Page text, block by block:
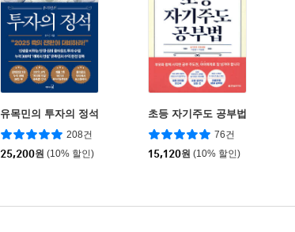
유목민의 투자의 정석
208건
25,200원 (10% 할인)
초등 자기주도 공부법
76건
15,120원 (10% 할인)